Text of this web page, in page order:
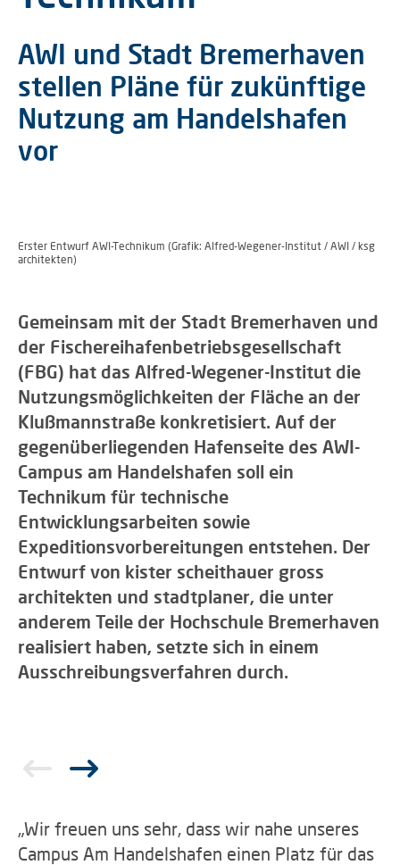
AWI und Stadt Bremerhaven
stellen Pläne für zukünftige
Nutzung am Handelshafen
vor
Erster Entwurf AWI-Technikum (Grafik: Alfred-Wegener-Institut / AWI / ksg
architekten)
Gemeinsam mit der Stadt Bremerhaven und
der Fischereihafenbetriebsgesellschaft
(FBG) hat das Alfred-Wegener-Institut die
Nutzungsmöglichkeiten der Fläche an der
Klußmannstraße konkretisiert. Auf der
gegenüberliegenden Hafenseite des AWI-
Campus am Handelshafen soll ein
Technikum für technische
Entwicklungsarbeiten sowie
Expeditionsvorbereitungen entstehen. Der
Entwurf von kister scheithauer gross
architekten und stadtplaner, die unter
anderem Teile der Hochschule Bremerhaven
realisiert haben, setzte sich in einem
Ausschreibungsverfahren durch.
„Wir freuen uns sehr, dass wir nahe unseres
Campus Am Handelshafen einen Platz für das